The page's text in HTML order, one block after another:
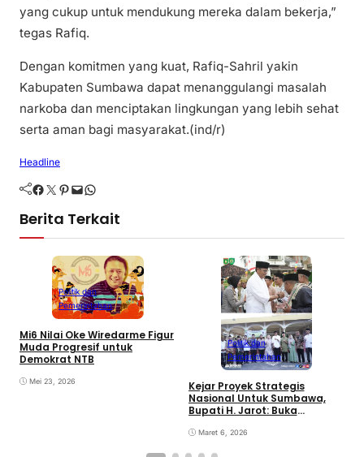
yang cukup untuk mendukung mereka dalam bekerja,”
tegas Rafiq.
Dengan komitmen yang kuat, Rafiq-Sahril yakin
Kabupaten Sumbawa dapat menanggulangi masalah
narkoba dan menciptakan lingkungan yang lebih sehat
serta aman bagi masyarakat.(ind/r)
Headline
Facebook Twitter Pinterest Mail WhatsApp
Berita Terkait
Politik dan
Pemerintahan
Mi6 Nilai Oke Wiredarme Figur
Muda Progresif untuk
Demokrat NTB
Mei 23, 2026
Politik dan
Pemerintahan
Kejar Proyek Strategis
Nasional Untuk Sumbawa,
Bupati H. Jarot: Buka
Tingkatkan Perekonomian
Maret 6, 2026